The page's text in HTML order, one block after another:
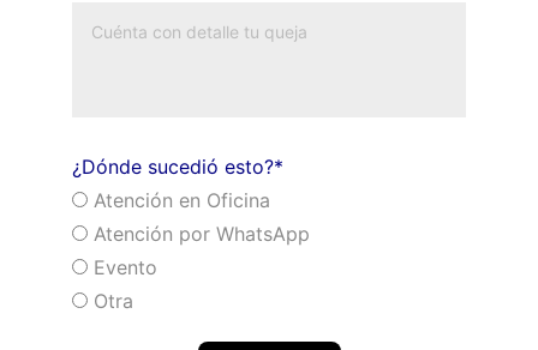
¿Dónde sucedió esto?*
Atención en Oficina
Atención por WhatsApp
Evento
Otra